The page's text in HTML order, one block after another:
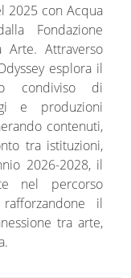
2025 con Acqua
Fondazione
Attraverso
esplora il
condiviso di
e produzioni
contenuti,
tra istituzioni,
2026-2028, il
nel percorso
il
tra arte,